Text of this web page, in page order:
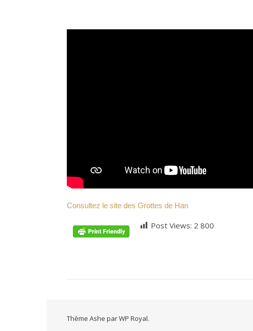
Consultez le site des Grottes de Han
Post Views: 2 800
Thème Ashe parWP Royal.